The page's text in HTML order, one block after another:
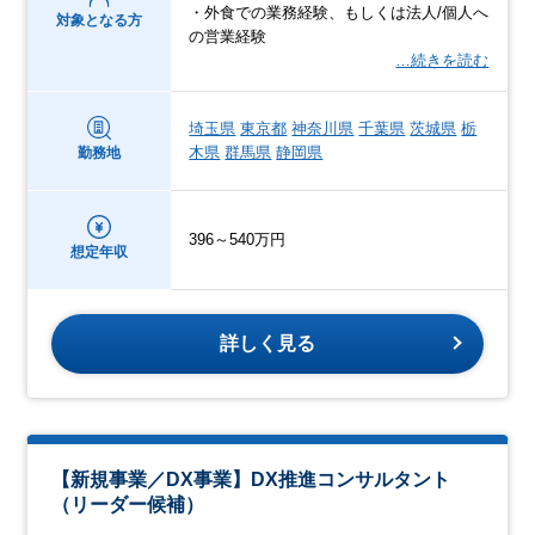
対象となる方
・外食での業務経験、もしくは法人/個人へ
の営業経験
…続きを読む
勤務地
埼玉県 東京都 神奈川県 千葉県 茨城県 栃
木県 群馬県 静岡県
想定年収
396～540万円
詳しく見る
【新規事業／DX事業】DX推進コンサルタント
（リーダー候補）